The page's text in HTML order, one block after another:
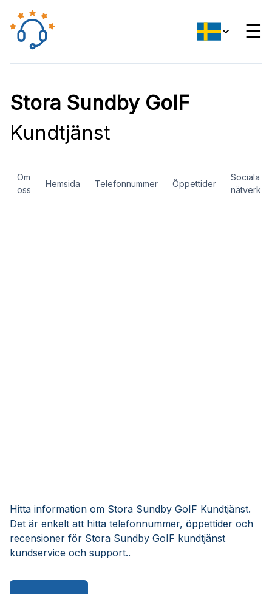
☰
Stora Sundby GoIF
Kundtjänst
Om
oss
Hemsida Telefonnummer Öppettider
Sociala
nätverk
Hitta information om Stora Sundby GoIF Kundtjänst.
Det är enkelt att hitta telefonnummer, öppettider och
recensioner för Stora Sundby GoIF kundtjänst
kundservice och support..